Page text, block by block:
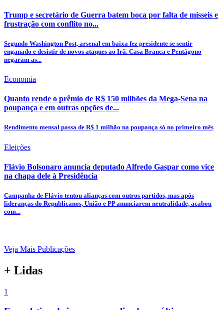
Trump e secretário de Guerra batem boca por falta de mísseis e
frustração com conflito no...
Segundo Washington Post, arsenal em baixa fez presidente se sentir
enganado e desistir de novos ataques ao Irã. Casa Branca e Pentágono
negaram as...
Economia
Quanto rende o prêmio de R$ 150 milhões da Mega-Sena na
poupança e em outras opções de...
Rendimento mensal passa de R$ 1 milhão na poupança só no primeiro mês
Eleições
Flávio Bolsonaro anuncia deputado Alfredo Gaspar como vice
na chapa dele à Presidência
Campanha de Flávio tentou alianças com outros partidos, mas após
lideranças do Republicanos, União e PP anunciarem neutralidade, acabou
com...
Veja Mais Publicações
+ Lidas
1